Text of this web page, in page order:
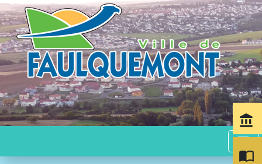
menu
account_balance
import_contacts